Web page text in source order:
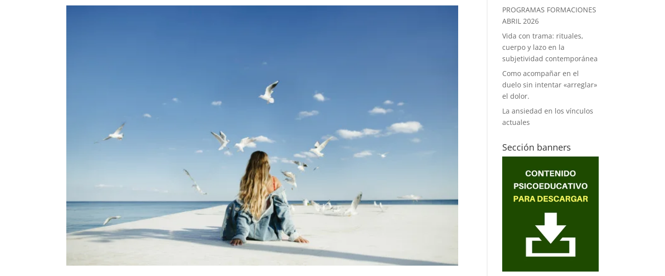
PROGRAMAS FORMACIONES
ABRIL 2026
Vida con trama: rituales,
cuerpo y lazo en la
subjetividad contemporánea
Como acompañar en el
duelo sin intentar «arreglar»
el dolor.
La ansiedad en los vínculos
actuales
Sección banners